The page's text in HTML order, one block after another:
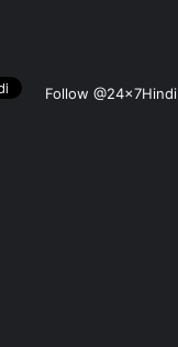
Follow @24x7Hindi